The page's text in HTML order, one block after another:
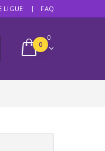
LIGUE FAQ
0
0